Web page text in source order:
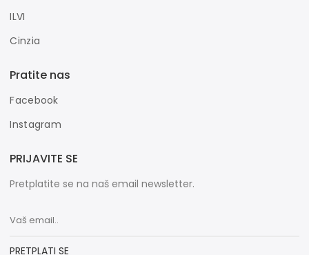
ILVI
Cinzia
Pratite nas
Facebook
Instagram
PRIJAVITE SE
Pretplatite se na naš email newsletter.